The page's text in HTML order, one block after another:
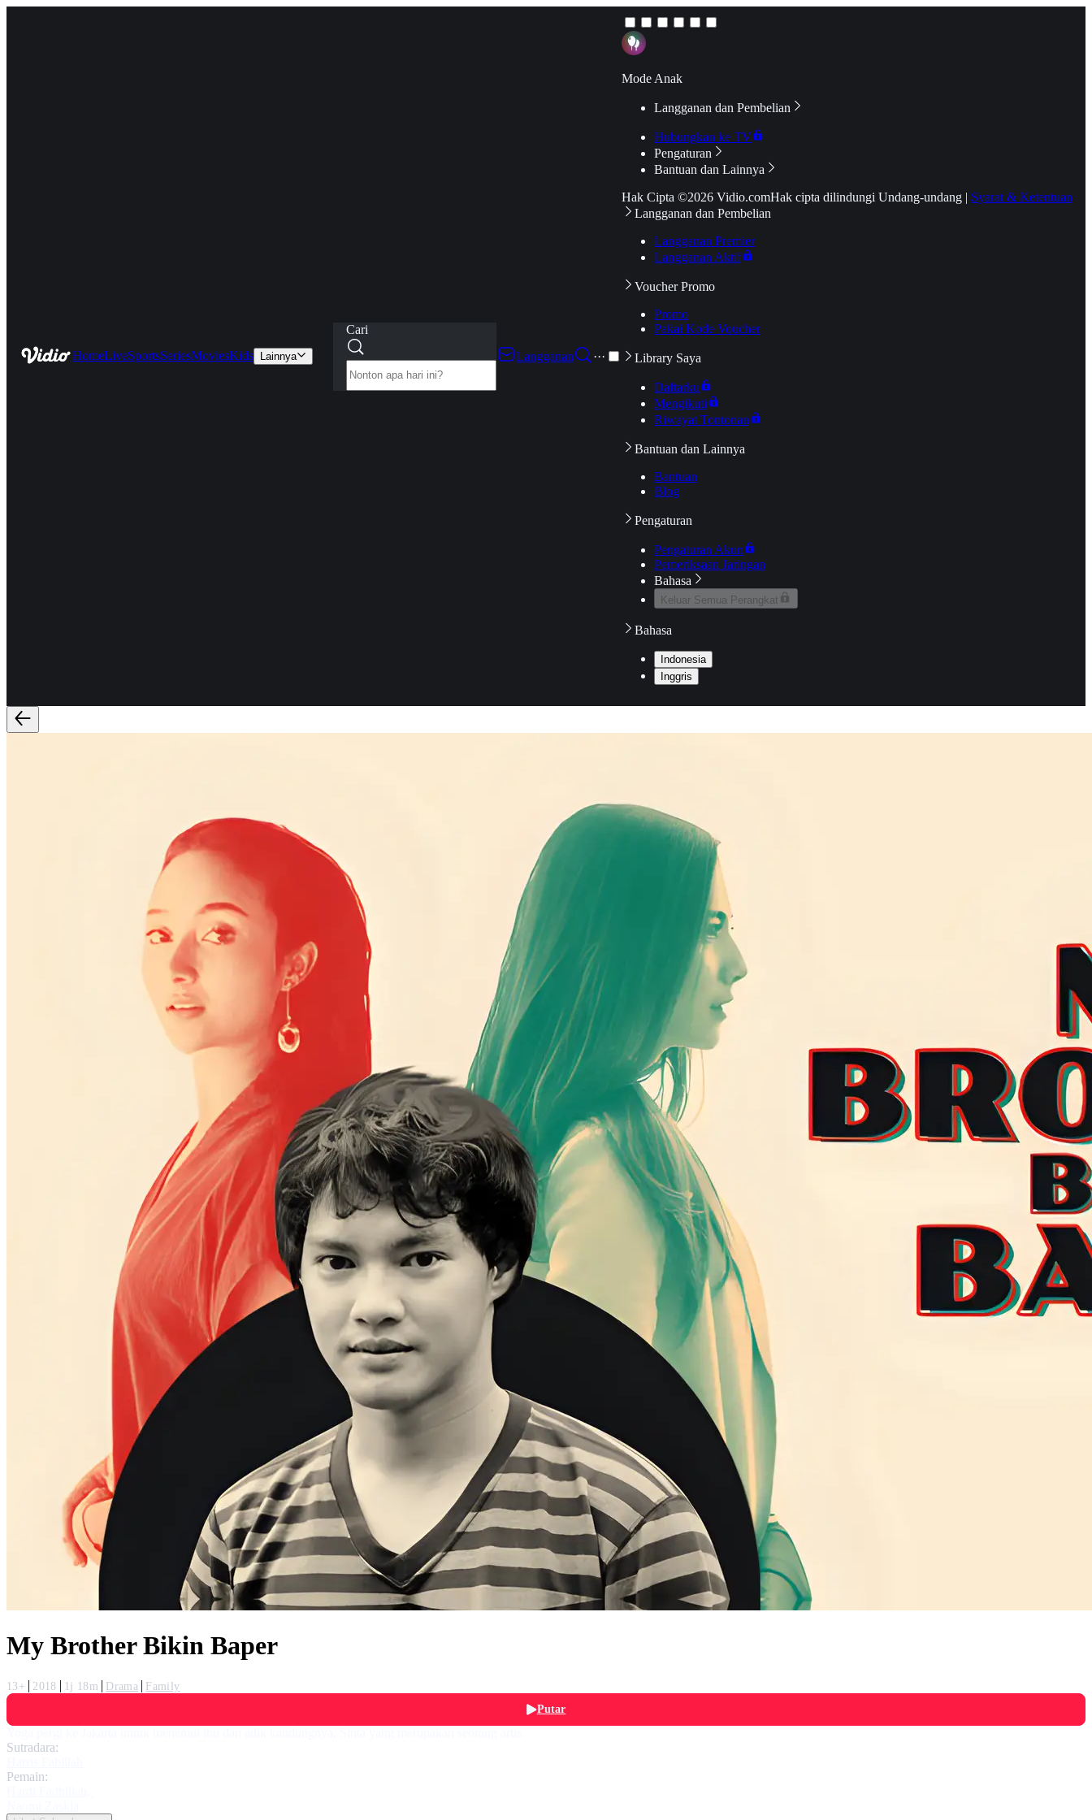
HomeLiveSportsSeriesMoviesKids Lainnya
Cari
Langganan
···
Mode Anak
Langganan dan Pembelian
Hubungkan ke TV
Pengaturan
Bantuan dan Lainnya
Hak Cipta ©2026 Vidio.comHak cipta dilindungi Undang-undang | Syarat & Ketentuan
Langganan dan Pembelian
Langganan Premier
Langganan Aktif
Voucher Promo
Promo
Pakai Kode Voucher
Library Saya
Daftarku
Mengikuti
Riwayat Tontonan
Bantuan dan Lainnya
Bantuan
Blog
Pengaturan
Pengaturan Akun
Pemeriksaan Jaringan
Bahasa
Keluar Semua Perangkat
Bahasa
Indonesia
Inggris
My Brother Bikin Baper
13+ 2018 1j 18m Drama
Family
Putar
Sutradara:
Pemain: